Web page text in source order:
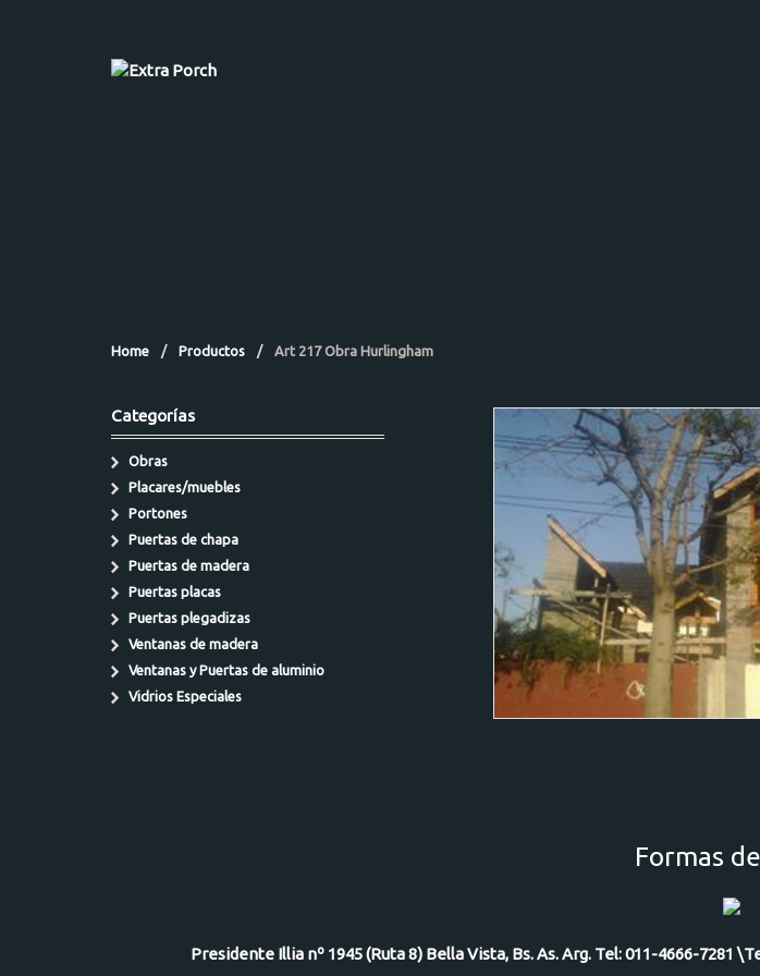
Home / Productos / Art 217 Obra Hurlingham
Categorías
Obras
Placares/muebles
Portones
Puertas de chapa
Puertas de madera
Puertas placas
Puertas plegadizas
Ventanas de madera
Ventanas y Puertas de aluminio
Vidrios Especiales
Formas
Presidente Illia nº 1945 (Ruta 8) Bella Vista, Bs. As. Arg. Tel: 011-4666-7281